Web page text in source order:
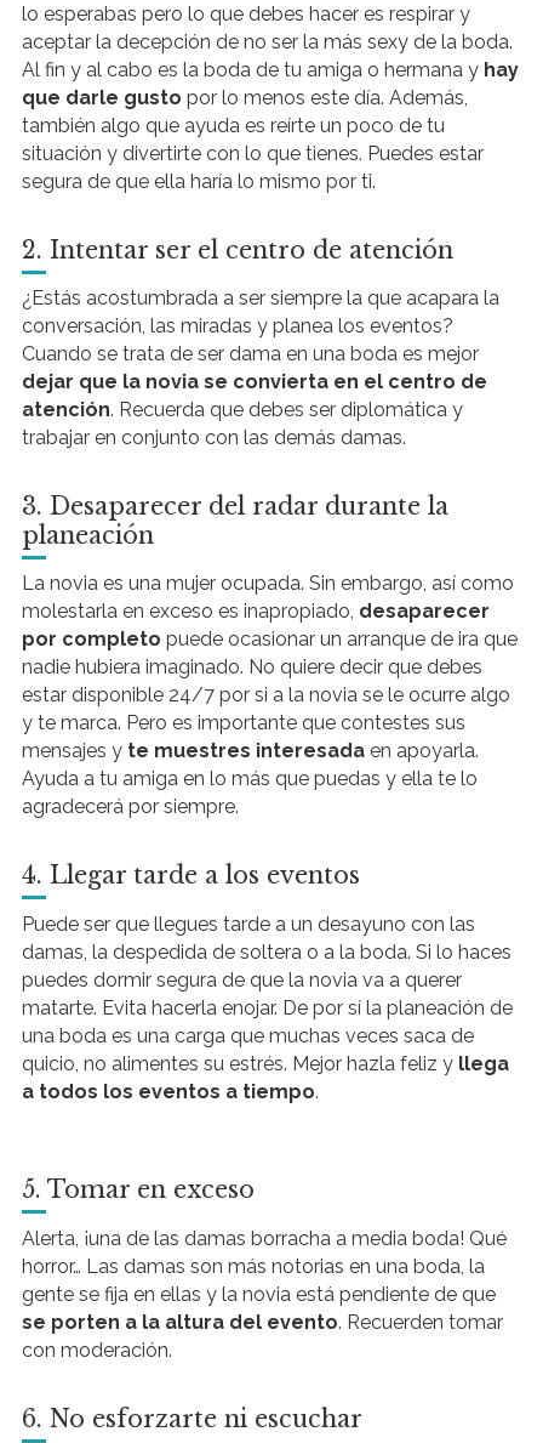
lo esperabas pero lo que debes hacer es respirar y
aceptar la decepción de no ser la más sexy de la boda.
Al fin y al cabo es la boda de tu amiga o hermana y hay
que darle gusto por lo menos este día. Además,
también algo que ayuda es reírte un poco de tu
situación y divertirte con lo que tienes. Puedes estar
segura de que ella haría lo mismo por ti.
2. Intentar ser el centro de atención
¿Estás acostumbrada a ser siempre la que acapara la
conversación, las miradas y planea los eventos?
Cuando se trata de ser dama en una boda es mejor
dejar que la novia se convierta en el centro de
atención. Recuerda que debes ser diplomática y
trabajar en conjunto con las demás damas.
3. Desaparecer del radar durante la
planeación
La novia es una mujer ocupada. Sin embargo, así como
molestarla en exceso es inapropiado, desaparecer
por completo puede ocasionar un arranque de ira que
nadie hubiera imaginado. No quiere decir que debes
estar disponible 24/7 por si a la novia se le ocurre algo
y te marca. Pero es importante que contestes sus
mensajes y te muestres interesadaen apoyarla.
Ayuda a tu amiga en lo más que puedas y ella te lo
agradecerá por siempre.
4. Llegar tarde a los eventos
Puede ser que llegues tarde a un desayuno con las
damas, la despedida de soltera o a la boda. Si lo haces
puedes dormir segura de que la novia va a querer
matarte. Evita hacerla enojar. De por sí la planeación de
una boda es una carga que muchas veces saca de
quicio, no alimentes su estrés. Mejor hazla feliz y llega
a todos los eventos a tiempo.
5. Tomar en exceso
Alerta, ¡una de las damas borracha a media boda! Qué
horror… Las damas son más notorias en una boda, la
gente se fija en ellas y la novia está pendiente de que
se porten a la altura del evento. Recuerden tomar
con moderación.
6. No esforzarte ni escuchar